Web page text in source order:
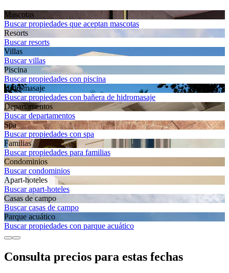
Mascotas
Buscar propiedades que aceptan mascotas
Resorts
Buscar resorts
Villas
Buscar villas
Piscina
Buscar propiedades con piscina
Hidromasaje
Buscar propiedades con bañera de hidromasaje
Departamentos
Buscar departamentos
Spa
Buscar propiedades con spa
Familias
Buscar propiedades para familias
Condominios
Buscar condominios
Apart-hoteles
Buscar apart-hoteles
Casas de campo
Buscar casas de campo
Parque acuático
Buscar propiedades con parque acuático
Consulta precios para estas fechas